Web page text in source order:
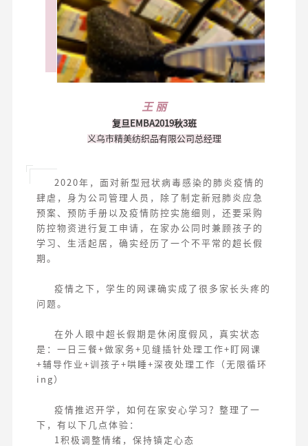
王 丽
复旦EMBA2019秋3班
义乌市精美纺织品有限公司总经理
2020年，面对新型冠状病毒感染的肺炎疫情的
肆虐，身为公司管理人员，除了制定新冠肺炎应急
预案、预防手册以及疫情防控实施细则，还要采购
防控物资进行复工申请，在家办公同时兼顾孩子的
学习、生活起居，确实经历了一个不平常的超长假
期。
疫情之下，学生的网课确实成了很多家长头疼的
问题。
在外人眼中超长假期是休闲度假风，真实状态
是：一日三餐+做家务+见缝插针处理工作+盯网课
+辅导作业+训孩子+哄睡+深夜处理工作（无限循环
ing）
疫情推迟开学，如何在家安心学习？整理了一
下，有以下几点体验：
1积极调整情绪，保持镇定心态